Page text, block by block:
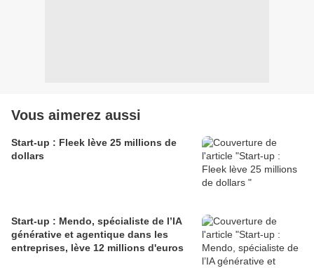
Vous aimerez aussi
Start-up : Fleek lève 25 millions de
dollars
Start-up : Mendo, spécialiste de l’IA
générative et agentique dans les
entreprises, lève 12 millions d'euros